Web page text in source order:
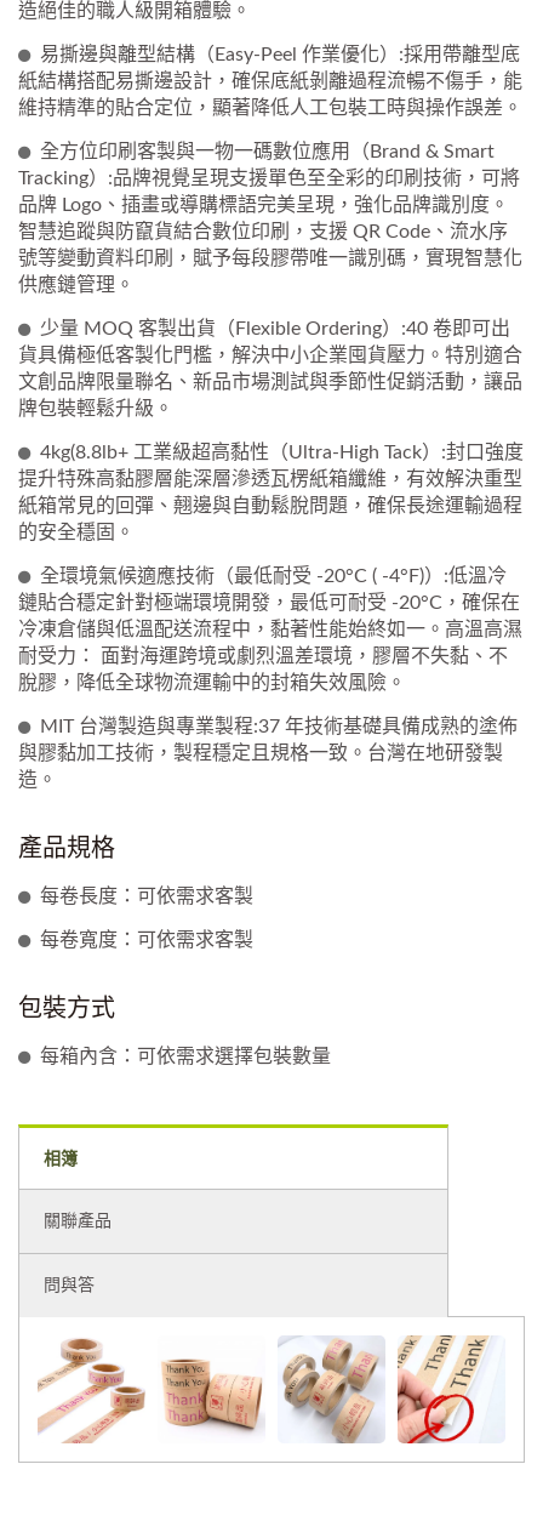
造絕佳的職人級開箱體驗。
易撕邊與離型結構（Easy-Peel 作業優化）:採用帶離型底
紙結構搭配易撕邊設計，確保底紙剝離過程流暢不傷手，能
維持精準的貼合定位，顯著降低人工包裝工時與操作誤差。
全方位印刷客製與一物一碼數位應用（Brand & Smart
Tracking）:品牌視覺呈現支援單色至全彩的印刷技術，可將
品牌 Logo、插畫或導購標語完美呈現，強化品牌識別度。
智慧追蹤與防竄貨結合數位印刷，支援 QR Code、流水序
號等變動資料印刷，賦予每段膠帶唯一識別碼，實現智慧化
供應鏈管理。
少量 MOQ 客製出貨（Flexible Ordering）:40 卷即可出
貨具備極低客製化門檻，解決中小企業囤貨壓力。特別適合
文創品牌限量聯名、新品市場測試與季節性促銷活動，讓品
牌包裝輕鬆升級。
4kg(8.8lb+ 工業級超高黏性（Ultra-High Tack）:封口強度
提升特殊高黏膠層能深層滲透瓦楞紙箱纖維，有效解決重型
紙箱常見的回彈、翹邊與自動鬆脫問題，確保長途運輸過程
的安全穩固。
全環境氣候適應技術（最低耐受 -20°C ( -4°F)）:低溫冷
鏈貼合穩定針對極端環境開發，最低可耐受 -20°C，確保在
冷凍倉儲與低溫配送流程中，黏著性能始終如一。高溫高濕
耐受力： 面對海運跨境或劇烈溫差環境，膠層不失黏、不
脫膠，降低全球物流運輸中的封箱失效風險。
MIT 台灣製造與專業製程:37 年技術基礎具備成熟的塗佈
與膠黏加工技術，製程穩定且規格一致。台灣在地研發製
造。
產品規格
每卷長度：可依需求客製
每卷寬度：可依需求客製
包裝方式
每箱內含：可依需求選擇包裝數量
相簿
關聯產品
問與答